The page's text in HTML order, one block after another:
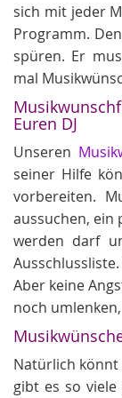
sich mit jeder
Programm.
spüren. Er
mal
Euren DJ
Unseren
seiner Hilfe
vorbereiten.
aussuchen, ein
werden darf
Aber keine
noch
Natürlich könnt
gibt es so